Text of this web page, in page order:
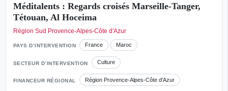
Méditalents : Regards croisés Marseille-Tanger,
Tétouan, Al Hoceima
Région Sud Provence-Alpes-Côte d'Azur
PAYS D’INTERVENTION France Maroc
SECTEUR D’INTERVENTION Culture
FINANCEUR RÉGIONAL Région Provence-Alpes-Côte d'Azur